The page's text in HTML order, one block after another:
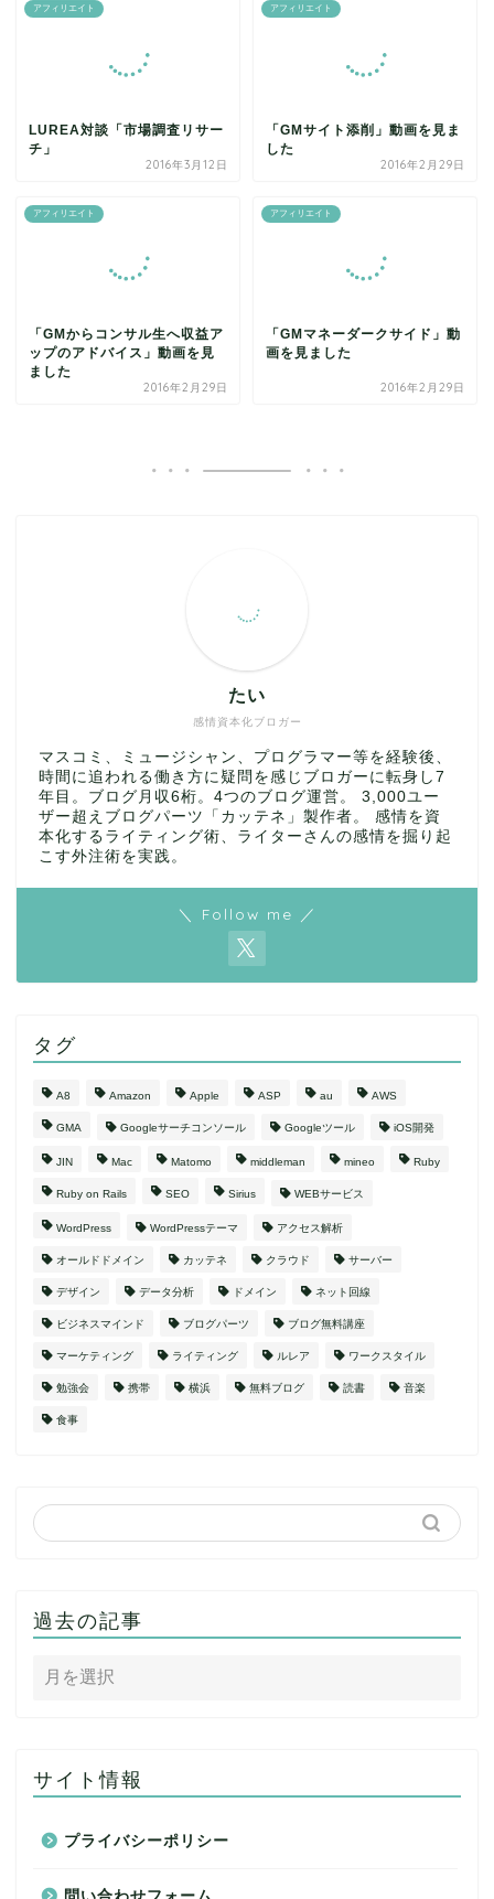
アフィリエイト
LUREA対談「市場調査リサー
チ」
2016年3月12日
アフィリエイト
「GMサイト添削」動画を見ま
した
2016年2月29日
アフィリエイト
「GMからコンサル生へ収益ア
ップのアドバイス」動画を見
ました
2016年2月29日
アフィリエイト
「GMマネーダークサイド」動
画を見ました
2016年2月29日
感情資本化ブロガー
たい
マスコミ、ミュージシャン、プログラマー等を経験後、
時間に追われる働き方に疑問を感じブロガーに転身し7
年目。ブログ月収6桁。4つのブログ運営。 3,000ユー
ザー超えブログパーツ「カッテネ」製作者。 感情を資
本化するライティング術、ライターさんの感情を掘り起
こす外注術を実践。
＼ Follow me ／
タグ
A8 Amazon Apple ASP au AWS
GMA Googleサーチコンソール Googleツール iOS開発
JIN Mac Matomo middleman mineo Ruby
Ruby on Rails SEO Sirius WEBサービス
WordPress WordPressテーマ アクセス解析
オールドドメイン カッテネ クラウド サーバー
デザイン データ分析 ドメイン ネット回線
ビジネスマインド ブログパーツ ブログ無料講座
マーケティング ライティング ルレア ワークスタイル
勉強会 携帯 横浜 無料ブログ 読書 音楽
食事
過去の記事
サイト情報
プライバシーポリシー